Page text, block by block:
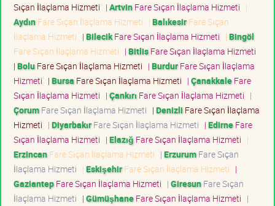
Sıçan İlaçlama Hizmeti | ArtvinFare Sıçan İlaçlama Hizmeti |
AydınFare Sıçan İlaçlama Hizmeti | BalıkesirFare Sıçan
İlaçlama Hizmeti | BilecikFare Sıçan İlaçlama Hizmeti | Bingöl
Fare Sıçan İlaçlama Hizmeti | BitlisFare Sıçan İlaçlama Hizmeti
| BoluFare Sıçan İlaçlama Hizmeti | BurdurFare Sıçan İlaçlama
Hizmeti | Bursa Fare Sıçan İlaçlama Hizmeti | ÇanakkaleFare
Sıçan İlaçlama Hizmeti | Çankırı Fare Sıçan İlaçlama Hizmeti |
ÇorumFare Sıçan İlaçlama Hizmeti | Denizli Fare Sıçan İlaçlama
Hizmeti | DiyarbakırFare Sıçan İlaçlama Hizmeti | EdirneFare
Sıçan İlaçlama Hizmeti | Elazığ Fare Sıçan İlaçlama Hizmeti |
ErzincanFare Sıçan İlaçlama Hizmeti | ErzurumFare Sıçan
İlaçlama Hizmeti | EskişehirFare Sıçan İlaçlama Hizmeti |
GaziantepFare Sıçan İlaçlama Hizmeti | GiresunFare Sıçan
İlaçlama Hizmeti | GümüşhaneFare Sıçan İlaçlama Hizmeti |